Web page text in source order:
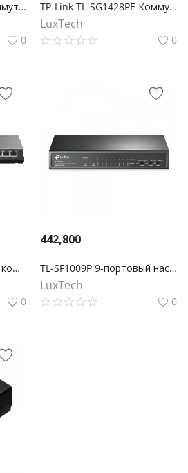
TP-Link TL-SG2218P Коммутатор JetStream Smart с 16 гигабитными портами PoE+ и 2 портами SFP
0
TP-Link TL-SG1428PE Коммутатор Easy Smart с 26 гигабитными портами RJ45 (24 порта PoE+) и 2 портами SFP
LuxTech
0
TL-SG116P Настольный коммутатор с 16 гигабитными портами PoE+
0
442,800
TL-SF1009P 9-портовый настольный 10/100 Мбит/с коммутатор с 8 портами PoE+
LuxTech
0